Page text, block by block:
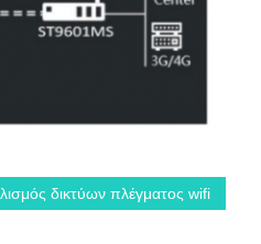
δικτύων πλέγματος wifi